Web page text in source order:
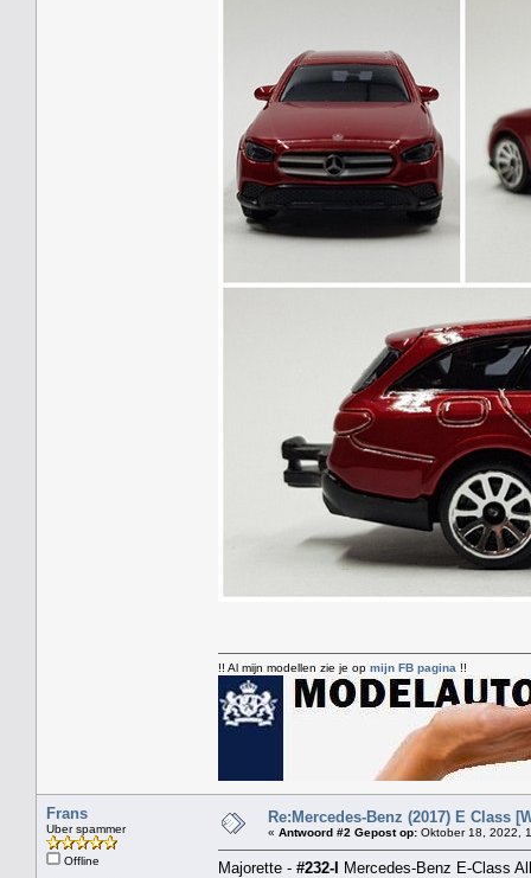
!! Al mijn modellen zie je op mijn FB pagina !!
Frans
Uber spammer
Offline
Re:Mercedes-Benz (2017) E Class
« Antwoord #2 Gepost op: Oktober 18, 2022,
Majorette - #232-I Mercedes-Benz E-Class